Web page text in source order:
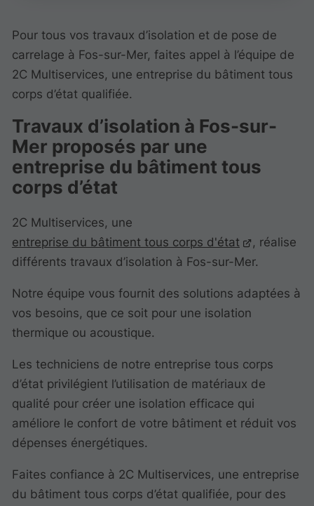
Pour tous vos travaux d’isolation et de pose de
carrelage à Fos-sur-Mer, faites appel à l’équipe de
2C Multiservices, une entreprise du bâtiment tous
corps d’état qualifiée.
Travaux d’isolation à Fos-sur-
Mer proposés par une
entreprise du bâtiment tous
corps d’état
2C Multiservices, une
entreprise du bâtiment tous corps d'état
, réalise
différents travaux d’isolation à Fos-sur-Mer.
Notre équipe vous fournit des solutions adaptées à
vos besoins, que ce soit pour une isolation
thermique ou acoustique.
Les techniciens de notre entreprise tous corps
d’état privilégient l’utilisation de matériaux de
qualité pour créer une isolation efficace qui
améliore le confort de votre bâtiment et réduit vos
dépenses énergétiques.
Faites confiance à 2C Multiservices, une entreprise
du bâtiment tous corps d’état qualifiée, pour des